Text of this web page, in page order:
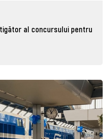
al concursului pentru